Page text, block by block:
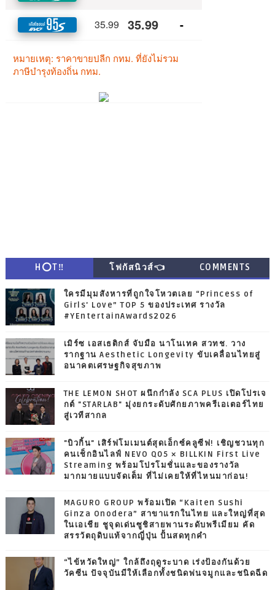
H⭕T‼ โฟกัสนิวส์👈 COMMENTS
ใครมีมุมสังหารที่ถูกใจโหวตเลย “Princess of
Girls' Love” TOP 5 ของประเทศ รางวัล
#YEntertainAwards2026
เมิร์ซ เอสเธติกส์ จับมือ นาโนเทค สวทช. วาง
รากฐาน Aesthetic Longevity ขับเคลื่อนไทยสู่
อนาคตเศรษฐกิจสุขภาพ
THE LEMON SHOT ผนึกกำลัง SCA PLUS เปิดโปรเจ
กต์ "STARLAB" มุ่งยกระดับศักยภาพครีเอเตอร์ไทย
สู่เวทีสากล
"บิวกิ้น" เสิร์ฟโมเมนต์สุดเอ็กซ์คลูซีฟ! เชิญชวนทุก
คนเช็กอินไลฟ์ NEVO Q05 × BILLKIN First Live
Streaming พร้อมโปรโมชั่นและของรางวัล
มากมายแบบจัดเต็ม ที่ไม่เคยให้ที่ไหนมาก่อน!
MAGURO GROUP พร้อมเปิด “Kaiten Sushi
Ginza Onodera” สาขาแรกในไทย และใหญ่ที่สุด
ในเอเชีย ชูจุดเด่นซูชิสายพานระดับพรีเมียม คัด
สรรวัตถุดิบแท้จากญี่ปุ่น ปั้นสดทุกคำ
“ไข้หวัดใหญ่” ใกล้ถึงฤดูระบาด เร่งป้องกันด้วย
วัคซีน ปัจจุบันมีให้เลือกทั้งชนิดพ่นจมูกและชนิดฉีด